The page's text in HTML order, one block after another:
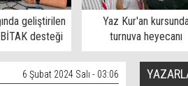
geliştirilen
desteği
Yaz Kur'an
turnuva heyecanı
6 Şubat 2024 Salı - 03:06